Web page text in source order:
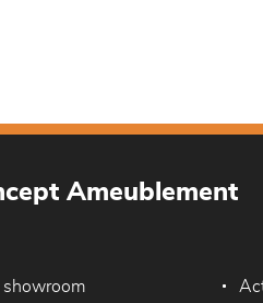
Ameublement
showroom